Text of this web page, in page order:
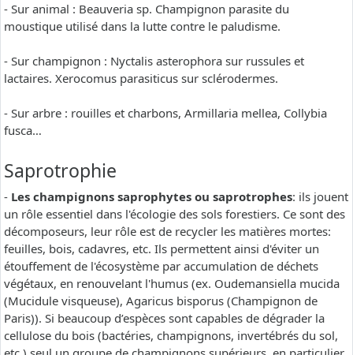
- Sur animal : Beauveria sp. Champignon parasite du
moustique utilisé dans la lutte contre le paludisme.
- Sur champignon : Nyctalis asterophora sur russules et
lactaires. Xerocomus parasiticus sur sclérodermes.
- Sur arbre : rouilles et charbons, Armillaria mellea, Collybia
fusca…
Saprotrophie
- Les champignons saprophytes ou saprotrophes: ils jouent
un rôle essentiel dans l'écologie des sols forestiers. Ce sont des
décomposeurs, leur rôle est de recycler les matières mortes:
feuilles, bois, cadavres, etc. Ils permettent ainsi d'éviter un
étouffement de l'écosystème par accumulation de déchets
végétaux, en renouvelant l'humus (ex. Oudemansiella mucida
(Mucidule visqueuse), Agaricus bisporus (Champignon de
Paris)). Si beaucoup d’espèces sont capables de dégrader la
cellulose du bois (bactéries, champignons, invertébrés du sol,